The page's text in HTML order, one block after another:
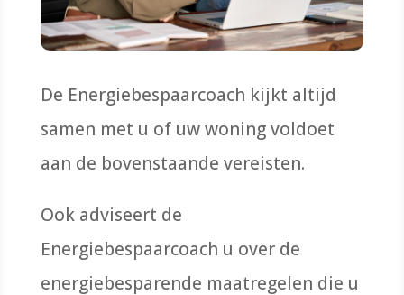
De Energiebespaarcoach kijkt altijd
samen met u of uw woning voldoet
aan de bovenstaande vereisten.
Ook adviseert de
Energiebespaarcoach u over de
energiebesparende maatregelen die u